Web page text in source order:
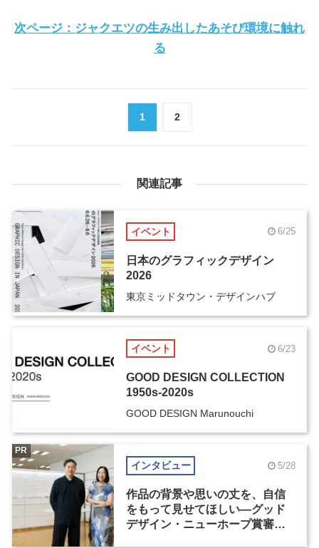
次ページ：ジャクエツの生み出したあそび環境に触れ
る
1 2
関連記事
イベント 6/25
日本のグラフィックデザイン
2026
東京ミッドタウン・デザインハブ
イベント 6/23
GOOD DESIGN COLLECTION
1950s-2020s
GOOD DESIGN Marunouchi
インタビュー 5/28
作品の背景や思いの丈を、自信
をもって見せてほしい―グッド
デザイン・ニューホープ賞審査
PR